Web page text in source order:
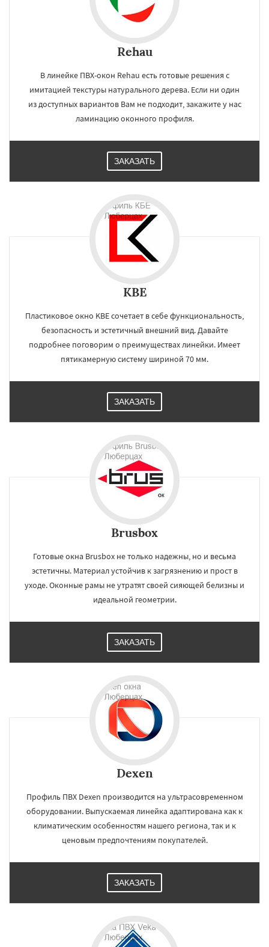
Rehau
В линейке ПВХ-окон Rehau есть готовые решения с
имитацией текстуры натурального дерева. Если ни один
из доступных вариантов Вам не подходит, закажите у нас
ламинацию оконного профиля.
ЗАКАЗАТЬ
KBE
Пластиковое окно KBE сочетает в себе функциональность,
безопасность и эстетичный внешний вид. Давайте
подробнее поговорим о преимуществах линейки. Имеет
пятикамерную систему шириной 70 мм.
ЗАКАЗАТЬ
Brusbox
Готовые окна Brusbox не только надежны, но и весьма
эстетичны. Материал устойчив к загрязнению и прост в
уходе. Оконные рамы не утратят своей сияющей белизны и
идеальной геометрии.
ЗАКАЗАТЬ
Dexen
Профиль ПВХ Dexen производится на ультрасовременном
оборудовании. Выпускаемая линейка адаптирована как к
климатическим особенностям нашего региона, так и к
ценовым предпочтениям покупателей.
ЗАКАЗАТЬ